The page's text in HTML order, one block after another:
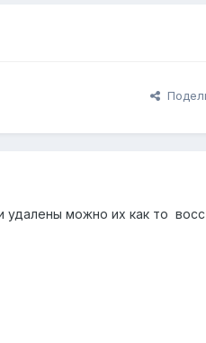
можно их как то